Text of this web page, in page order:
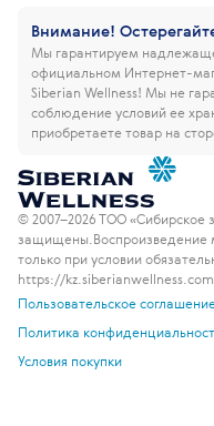
Внимание!
Мы гарантируем
официальном Интернет-
Siberian Wellness! Мы не
соблюдение условий ее
приобретаете товар на
© 2007–2026 ТОО «Сибирское
защищены. Воспроизведение
только при условии
https://
Пользовательское
Политика
Условия покупки